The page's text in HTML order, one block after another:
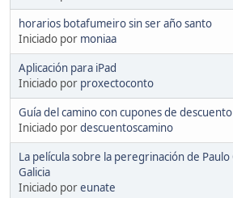
horarios botafumeiro sin ser año santo
Iniciado por moniaa
Aplicación para iPad
Iniciado por proxectoconto
Guía del camino con cupones de descuento
Iniciado pordescuentoscamino
La película sobre la peregrinación de
Galicia
Iniciado poreunate